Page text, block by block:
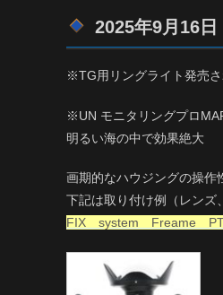
2025年9月16
※TG用リングライト発売
※UN モニタリングプロ
明るい海の中で効果絶大
画期的なハウジングの操作
下記は取り付け例（レンズ
FIX system Freame